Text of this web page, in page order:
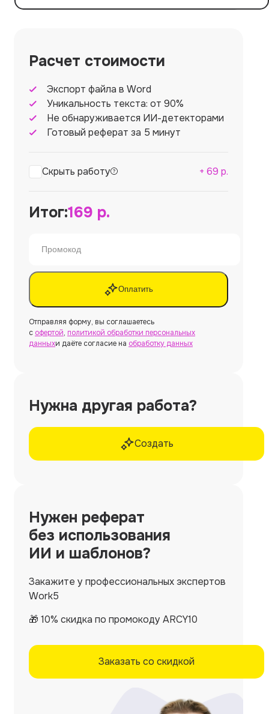
Расчет стоимости
Экспорт файла в Word
Уникальность текста: от 90%
Не обнаруживается ИИ-детекторами
Готовый реферат за 5 минут
Скрыть работу + 69 р.
Итог:169 р.
Оплатить
Отправляя форму, вы соглашаетесь
с офертой, политикой обработки персональных
данныхи даёте согласие на обработку данных
Нужна другая работа?
Создать
Нужен реферат
без использования
ИИ и шаблонов?
Закажите у профессиональных экспертов
Work5
🎁 10% скидка по промокоду ARCY10
Заказать со скидкой